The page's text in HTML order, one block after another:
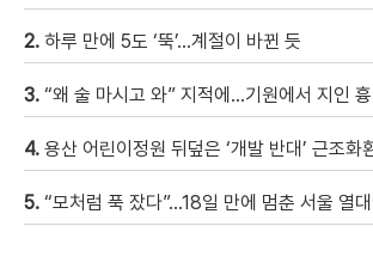
2. 하루 만에 5도 ‘뚝’…계절이 바뀐 듯
3. “왜 술 마시고 와” 지적에…기원에서 지인
4. 용산 어린이정원 뒤덮은 ‘개발 반대’ 근조화
5. “모처럼 푹 잤다”…18일 만에 멈춘 서울 열